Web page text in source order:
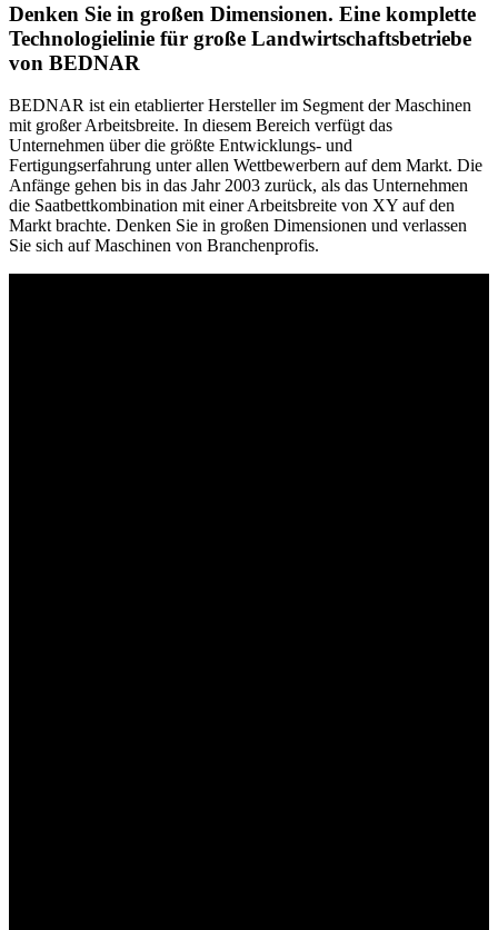
Denken Sie in großen Dimensionen. Eine komplette
Technologielinie für große Landwirtschaftsbetriebe
von BEDNAR
BEDNAR ist ein etablierter Hersteller im Segment der Maschinen
mit großer Arbeitsbreite. In diesem Bereich verfügt das
Unternehmen über die größte Entwicklungs- und
Fertigungserfahrung unter allen Wettbewerbern auf dem Markt. Die
Anfänge gehen bis in das Jahr 2003 zurück, als das Unternehmen
die Saatbettkombination mit einer Arbeitsbreite von XY auf den
Markt brachte. Denken Sie in großen Dimensionen und verlassen
Sie sich auf Maschinen von Branchenprofis.